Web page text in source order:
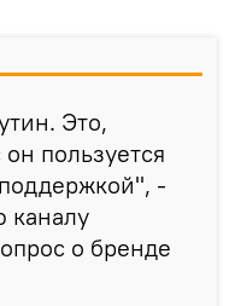
Это,
пользуется
-
каналу
о бренде